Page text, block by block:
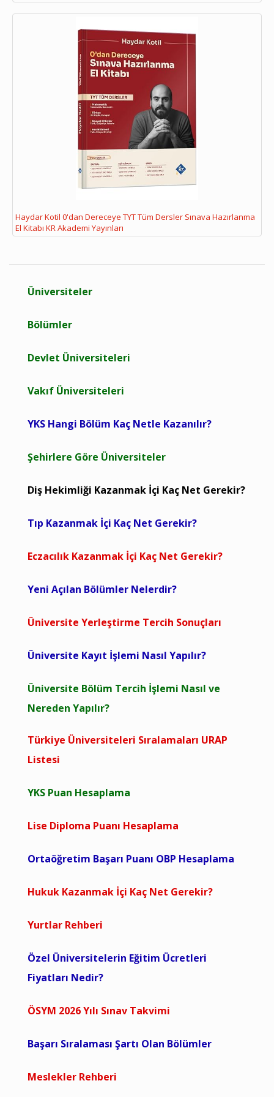
Haydar Kotil 0'dan Dereceye TYT Tüm Dersler Sınava Hazırlanma
El Kitabı KR Akademi Yayınları
Üniversiteler
Bölümler
Devlet Üniversiteleri
Vakıf Üniversiteleri
YKS Hangi Bölüm Kaç Netle Kazanılır?
Şehirlere Göre Üniversiteler
Diş Hekimliği Kazanmak İçi Kaç Net Gerekir?
Tıp Kazanmak İçi Kaç Net Gerekir?
Eczacılık Kazanmak İçi Kaç Net Gerekir?
Yeni Açılan Bölümler Nelerdir?
Üniversite Yerleştirme Tercih Sonuçları
Üniversite Kayıt İşlemi Nasıl Yapılır?
Üniversite Bölüm Tercih İşlemi Nasıl ve
Nereden Yapılır?
Türkiye Üniversiteleri Sıralamaları URAP
Listesi
YKS Puan Hesaplama
Lise Diploma Puanı Hesaplama
Ortaöğretim Başarı Puanı OBP Hesaplama
Hukuk Kazanmak İçi Kaç Net Gerekir?
Yurtlar Rehberi
Özel Üniversitelerin Eğitim Ücretleri
Fiyatları Nedir?
ÖSYM 2026 Yılı Sınav Takvimi
Başarı Sıralaması Şartı Olan Bölümler
Meslekler Rehberi